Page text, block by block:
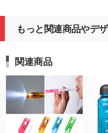
もっと関連商品やデ
関連商品